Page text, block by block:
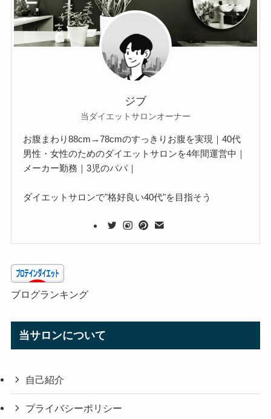
ジブ
当ダイエットサロンオーナー
お腹まわり88cm→78cmのすっきりお腹を実現｜40代
男性・女性のためのダイエットサロンを4年間運営中｜
メーカー勤務｜3児のパパ｜
ダイエットサロンで"格好良い40代"を目指そう
ブログランキング
当サロンについて
自己紹介
プライバシーポリシー